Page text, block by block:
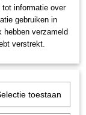
tot informatie over
gebruiken in
hebben verzameld
verstrekt.
toestaan